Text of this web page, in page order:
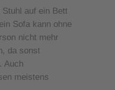
auf ein Bett
Sofa kann ohne
nicht mehr
da sonst
Auch
meistens